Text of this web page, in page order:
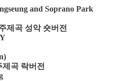
and Soprano Park
제곡 성악 숏버전
곡 락버전